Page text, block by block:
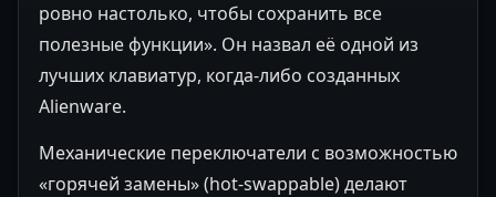
ровно настолько, чтобы сохранить все
полезные функции». Он назвал её одной из
лучших клавиатур, когда-либо созданных
Alienware.
Механические переключатели с возможностью
«горячей замены» (hot-swappable) делают